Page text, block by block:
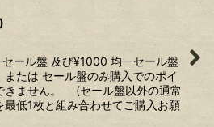
ール盤 及び¥1000 均一セール盤
または セール盤のみ購入でのポイ
きません。 (セール盤以外の通常
最低1枚と組み合わせてご購入お願